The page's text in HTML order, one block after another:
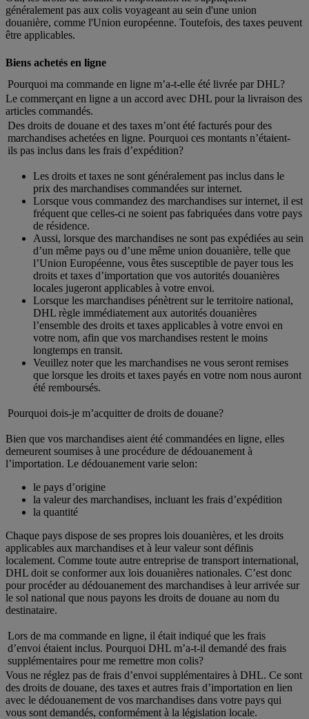
généralement pas aux colis voyageant au sein d'une union
douanière, comme l'Union européenne. Toutefois, des taxes peuvent
être applicables.
Biens achetés en ligne
Pourquoi ma commande en ligne m’a-t-elle été livrée par DHL?
Le commerçant en ligne a un accord avec DHL pour la livraison des
articles commandés.
Des droits de douane et des taxes m’ont été facturés pour des
marchandises achetées en ligne. Pourquoi ces montants n’étaient-
ils pas inclus dans les frais d’expédition?
Les droits et taxes ne sont généralement pas inclus dans le
prix des marchandises commandées sur internet.
Lorsque vous commandez des marchandises sur internet, il est
fréquent que celles-ci ne soient pas fabriquées dans votre pays
de résidence.
Aussi, lorsque des marchandises ne sont pas expédiées au sein
d’un même pays ou d’une même union douanière, telle que
l’Union Européenne, vous êtes susceptible de payer tous les
droits et taxes d’importation que vos autorités douanières
locales jugeront applicables à votre envoi.
Lorsque les marchandises pénètrent sur le territoire national,
DHL règle immédiatement aux autorités douanières
l’ensemble des droits et taxes applicables à votre envoi en
votre nom, afin que vos marchandises restent le moins
longtemps en transit.
Veuillez noter que les marchandises ne vous seront remises
que lorsque les droits et taxes payés en votre nom nous auront
été remboursés.
Pourquoi dois-je m’acquitter de droits de douane?
Bien que vos marchandises aient été commandées en ligne, elles
demeurent soumises à une procédure de dédouanement à
l’importation. Le dédouanement varie selon:
le pays d’origine
la valeur des marchandises, incluant les frais d’expédition
la quantité
Chaque pays dispose de ses propres lois douanières, et les droits
applicables aux marchandises et à leur valeur sont définis
localement. Comme toute autre entreprise de transport international,
DHL doit se conformer aux lois douanières nationales. C’est donc
pour procéder au dédouanement des marchandises à leur arrivée sur
le sol national que nous payons les droits de douane au nom du
destinataire.
Lors de ma commande en ligne, il était indiqué que les frais
d’envoi étaient inclus. Pourquoi DHL m’a-t-il demandé des frais
supplémentaires pour me remettre mon colis?
Vous ne réglez pas de frais d’envoi supplémentaires à DHL. Ce sont
des droits de douane, des taxes et autres frais d’importation en lien
avec le dédouanement de vos marchandises dans votre pays qui
vous sont demandés, conformément à la législation locale.